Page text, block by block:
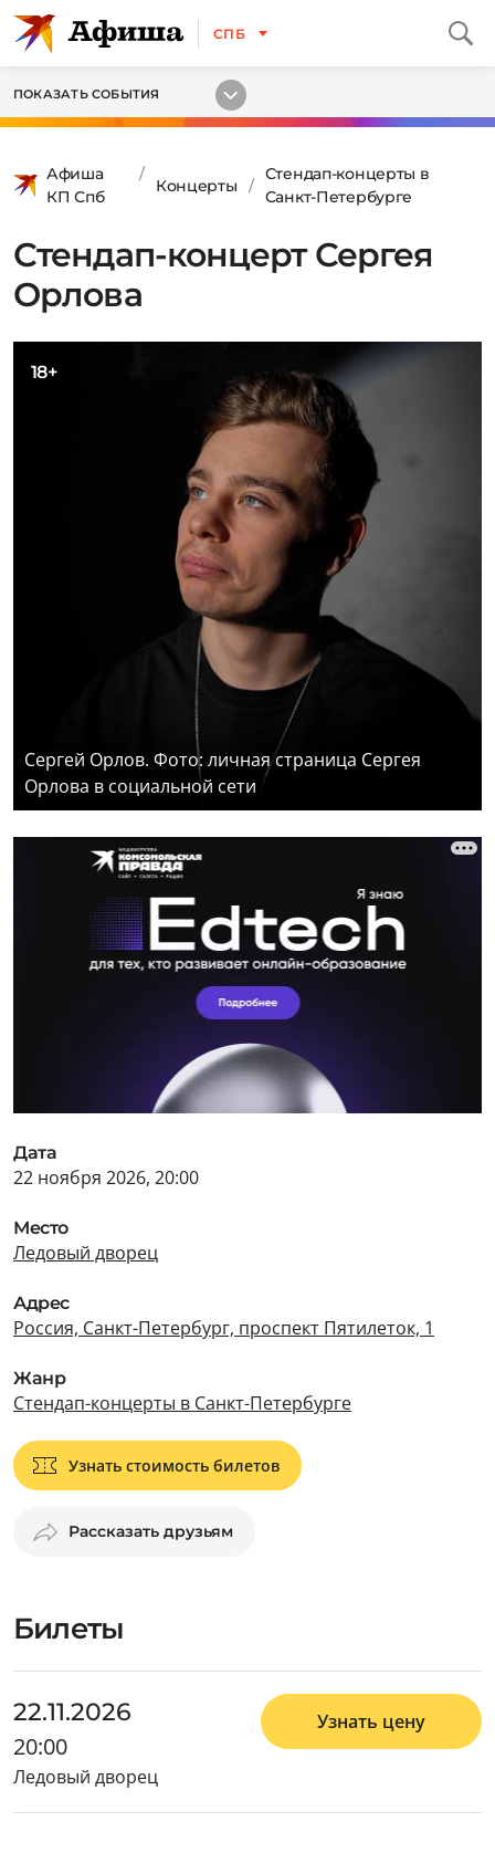
СПБ
ПОКАЗАТЬ СОБЫТИЯ
Афиша
КП Спб
Концерты
Стендап-концерты в
Санкт-Петербурге
Стендап-концерт Сергея
Орлова
18+
Сергей Орлов. Фото: личная страница Сергея
Орлова в социальной сети
Дата
22 ноября 2026, 20:00
Место
Ледовый дворец
Адрес
Россия, Санкт-Петербург, проспект Пятилеток, 1
Жанр
Стендап-концерты в Санкт-Петербурге
Узнать стоимость билетов
Рассказать друзьям
Билеты
22.11.2026
20:00
Ледовый дворец
Узнать цену